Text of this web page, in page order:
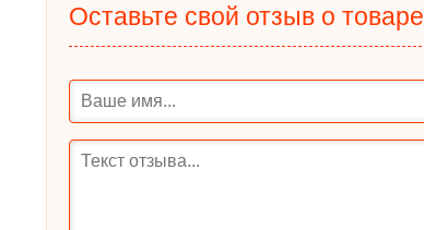
Оставьте свой отзыв о товаре